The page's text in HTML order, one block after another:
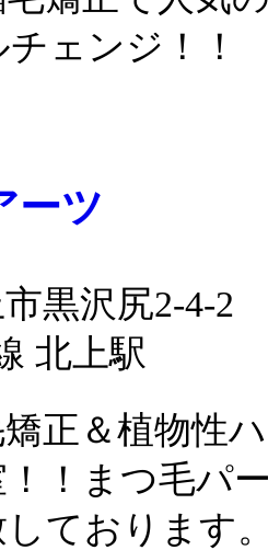
ェンジ！！
ーツ
黒沢尻2-4-2
北上駅
正＆植物性
！まつ毛パ
ております